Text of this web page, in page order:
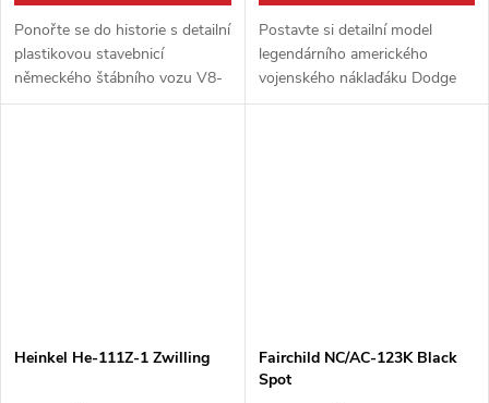
Ponořte se do historie s detailní
plastikovou stavebnicí
německého štábního vozu V8-
G81A Special z roku 1938.
Postavte si detailní model
legendárního amerického
vojenského náklaďáku Dodge
M-37 od výrobce Roden. Tato
Heinkel He-111Z-1 Zwilling
Fairchild NC/AC-123K Black
Spot